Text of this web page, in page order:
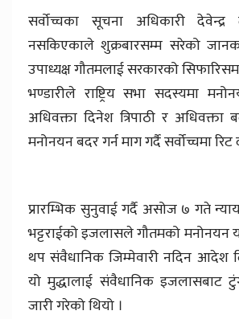
सर्वोच्चका सूचना अधिकारी
नसकिएकाले शुक्रबारसम्म सरेको
उपाध्यक्ष गौतमलाई सरकारको सिफारिसमा
भण्डारीले राष्ट्रिय सभा सदस्यमा
अधिवक्ता दिनेश त्रिपाठी र अधिवक्ता
मनोनयन बदर गर्न माग गर्दै सर्वोच्चमा
प्रारम्भिक सुनुवाई गर्दै असोज ७ गते
भट्टराईको इजलासले गौतमको मनोनयन
थप संवैधानिक जिम्मेवारी नदिन आदेश
यो मुद्धालाई संवैधानिक इजलासबाट
जारी गरेको थियो ।